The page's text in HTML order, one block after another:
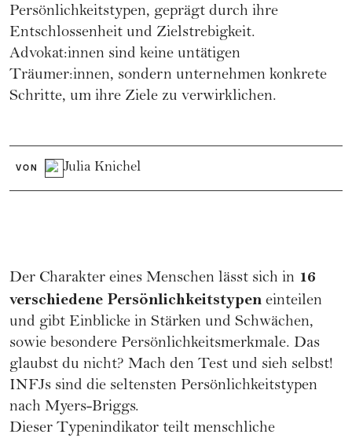
Persönlichkeitstypen, geprägt durch ihre
Entschlossenheit und Zielstrebigkeit.
Advokat:innen sind keine untätigen
Träumer:innen, sondern unternehmen konkrete
Schritte, um ihre Ziele zu verwirklichen.
VON Julia Knichel
Der Charakter eines Menschen lässt sich in 16
verschiedene Persönlichkeitstypen einteilen
und gibt Einblicke in Stärken und Schwächen,
sowie besondere Persönlichkeitsmerkmale. Das
glaubst du nicht? Mach den Test und sieh selbst!
INFJs sind die seltensten Persönlichkeitstypen
nach Myers-Briggs.
Dieser Typenindikator teilt menschliche